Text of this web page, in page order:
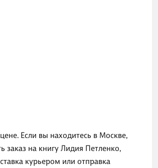
Если вы находитесь в Москве,
на книгу Лидия Петленко,
курьером или отправка